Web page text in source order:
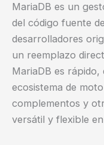
MariaDB es un
del código fuente
desarrolladores
un reemplazo
MariaDB es
ecosistema de
complementos y
versátil y flexible